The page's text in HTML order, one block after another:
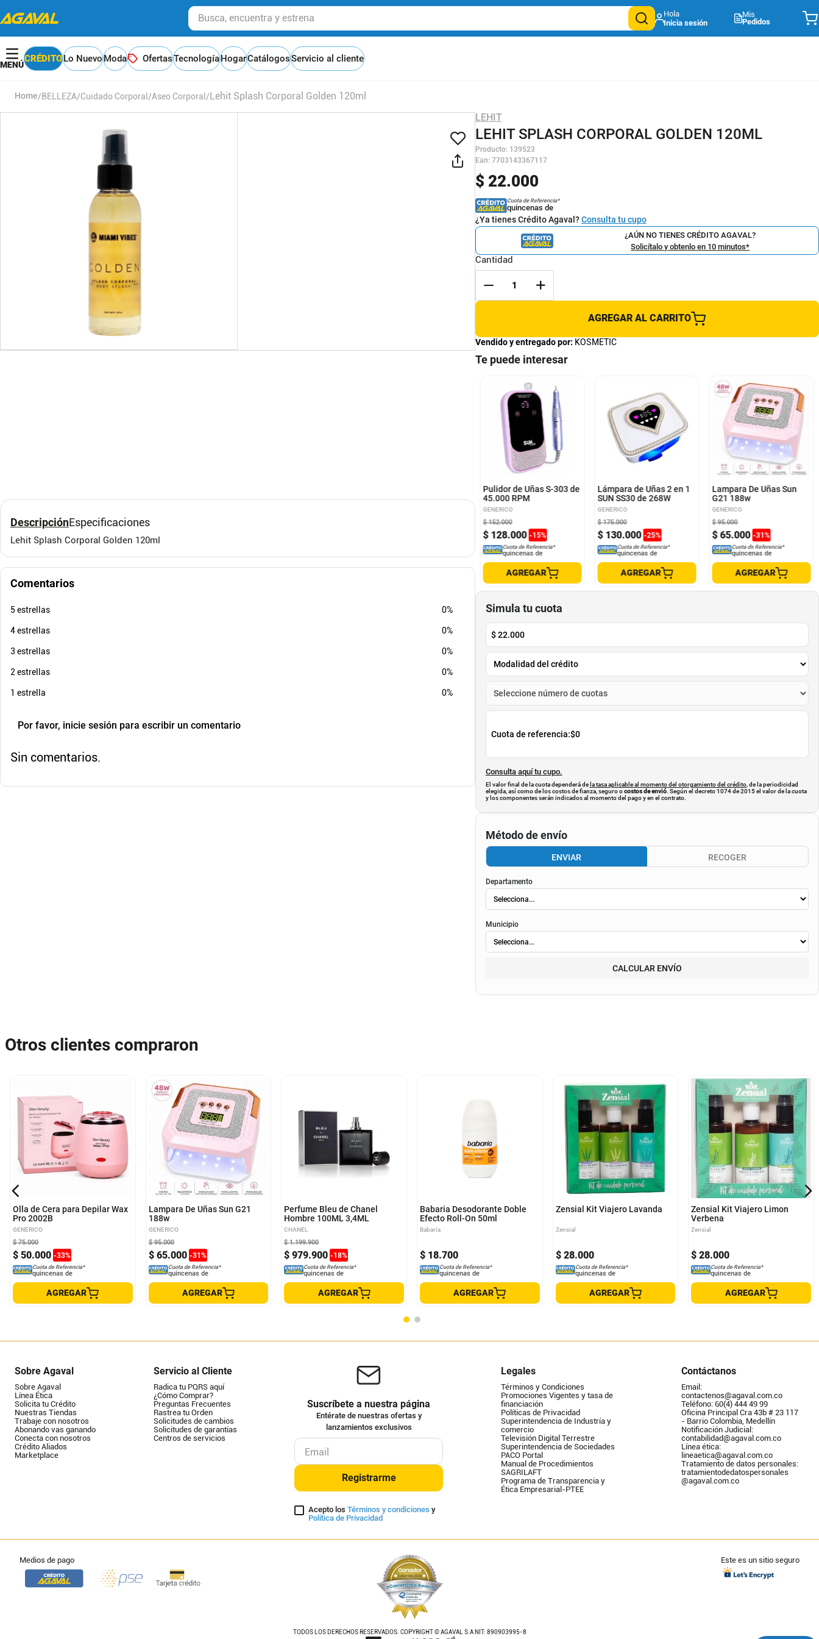
Busca, encuentra y estrena
Mis
Pedidos
CRÉDITOLo NuevoModa OfertasTecnologíaHogarCatálogosServicio al cliente
BELLEZA Cuidado Corporal Aseo Corporal Lehit Splash Corporal Golden 120ml
DescripciónEspecificaciones
Lehit Splash Corporal Golden 120ml
Comentarios
5 estrellas 0%
4 estrellas 0%
3 estrellas 0%
2 estrellas 0%
1 estrella 0%
Por favor, inicie sesión para escribir un comentario
Sin comentarios.
LEHIT
LEHIT SPLASH CORPORAL GOLDEN 120ML
Producto: 139523
Ean: 7703143367117
$ 22.000
Cuota de Referencia*
quincenas de
¿Ya tienes Crédito Agaval?Consulta tu cupo
¿AÚN NO TIENES CRÉDITO AGAVAL?
Solicítalo y obtenlo en 10 minutos*
Cantidad
AGREGAR AL CARRITO
Vendido y entregado por: KOSMETIC
Te puede interesar
$ 24 .
Pulidor de Uñas S-303 de
45.000 RPM
GENERICO
$ 128.000 -15%
$ 152.000
Cuota de Referencia*
quincenas de
AGREGAR
Lámpara de Uñas 2 en 1
SUN SS30 de 268W
GENERICO
$ 130.000 -25%
$ 175.000
Cuota de Referencia*
quincenas de
AGREGAR
Lampara De Uñas Sun
G21 188w
GENERICO
$ 65.000 -31%
$ 95.000
Cuota de Referencia*
quincenas de
AGREGAR
Simula tu cuota
$22.000
Cuota de referencia:$0
Consulta aquí tu cupo.
El valor final de la cuota dependerá de la tasa aplicable al momento del otorgamiento del crédito, de la periodicidad
elegida, así como de los costos de fianza, seguro ocostos de envió. Según el decreto 1074 de 2015 el valor de la cuota
y los componentes serán indicados al momento del pago y en el contrato.
Método de envío
ENVIAR RECOGER
Departamento
Municipio
CALCULAR ENVÍO
Otros clientes compraron
Olla de Cera para Depilar Wax
Pro 2002B
GENERICO
$ 50.000 -33%
$ 75.000
Cuota de Referencia*
quincenas de
AGREGAR
Lampara De Uñas Sun G21
188w
GENERICO
$ 65.000 -31%
$ 95.000
Cuota de Referencia*
quincenas de
AGREGAR
Perfume Bleu de Chanel
Hombre 100ML 3,4ML
CHANEL
$ 979.900 -18%
$ 1.199.900
Cuota de Referencia*
quincenas de
AGREGAR
Babaria Desodorante Doble
Efecto Roll-On 50ml
Babaria
$ 18.700
Cuota de Referencia*
quincenas de
AGREGAR
Zensial Kit Viajero Lavanda
Zensial
$ 28.000
Cuota de Referencia*
quincenas de
AGREGAR
Zensial Kit Viajero Limon
Verbena
Zensial
$ 28.000
Cuota de Referencia*
quincenas de
AGREGAR
Sobre Agaval
Sobre Agaval
Línea Ética
Solicita tu Crédito
Nuestras Tiendas
Trabaje con nosotros
Abonando vas ganando
Conecta con nosotros
Crédito Aliados
Marketplace
Servicio al Cliente
Radica tu PQRS aquí
¿Cómo Comprar?
Preguntas Frecuentes
Rastrea tu Orden
Solicitudes de cambios
Solicitudes de garantías
Centros de servicios
Suscríbete a nuestra página
Entérate de nuestras ofertas y
lanzamientos exclusivos
Registrarme
Acepto los Términos y condiciones y
Política de Privacidad
Legales
Términos y Condiciones
Promociones Vigentes y tasa de
financiación
Políticas de Privacidad
Superintendencia de Industría y
comercio
Televisión Digital Terrestre
Superintendencia de Sociedades
PACO Portal
Manual de Procedimientos
SAGRILAFT
Programa de Transparencia y
Ética Empresarial-PTEE
Contáctanos
Email:
contactenos@agaval.com.co
Teléfono: 60(4) 444 49 99
Oficina Principal Cra 43b # 23 117
- Barrio Colombia, Medellín
Notificación Judicial:
contabilidad@agaval.com.co
Línea ética:
lineaetica@agaval.com.co
Tratamiento de datos personales:
tratamientodedatospersonales
@agaval.com.co
Medios de pago
TODOS LOS DERECHOS RESERVADOS. COPYRIGHT © AGAVAL S.A NIT: 890903995-8
Este es un sitio seguro